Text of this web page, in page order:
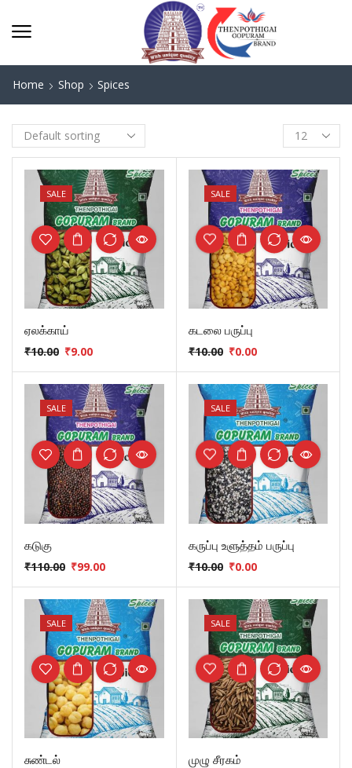
Home Shop Spices
SALE
ஏலக்காய்
₹10.00 ₹9.00
SALE
கடலை பருப்பு
₹10.00 ₹0.00
SALE
கடுகு
₹110.00 ₹99.00
SALE
கருப்பு உளுத்தம் பருப்பு
₹10.00 ₹0.00
SALE
சுண்டல்
SALE
முழு சீரகம்